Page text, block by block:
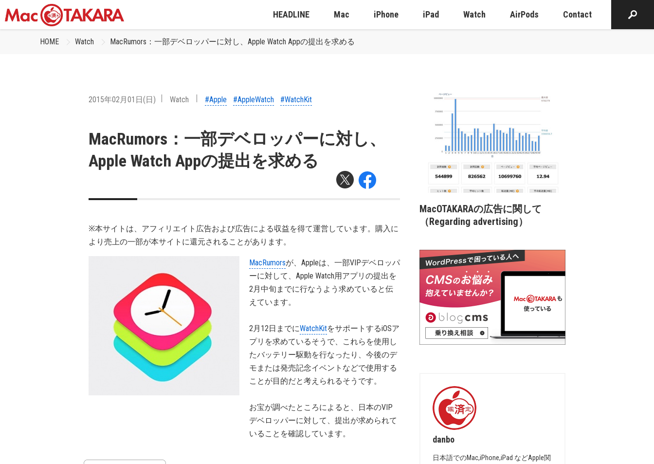
HEADLINE Mac iPhone iPad Watch AirPods Contact
HOME Watch MacRumors：一部デベロッパーに対し、Apple Watch Appの提出を求める
2015年02月01日(日) Watch #Apple #AppleWatch #WatchKit
MacRumors：一部デベロッパーに対し、
Apple Watch Appの提出を求める
※本サイトは、アフィリエイト広告および広告による収益を得て運営しています。購入に
より売上の一部が本サイトに還元されることがあります。
MacRumorsが、Appleは、一部VIPデベロッパ
ーに対して、Apple Watch用アプリの提出を
2月中旬までに行なうよう求めていると伝
えています。
2月12日までにWatchKitをサポートするiOSア
プリを求めているそうで、これらを使用し
たバッテリー駆動を行なったり、今後のデ
モまたは発売記念イベントなどで使用する
ことが目的だと考えられるそうです。
お宝が調べたところによると、日本のVIP
デベロッパーに対して、提出が求められて
いることを確認しています。
MacOTAKARAの広告に関して
（Regarding advertising）
danbo
日本語でのMac,iPhone,iPad などApple関